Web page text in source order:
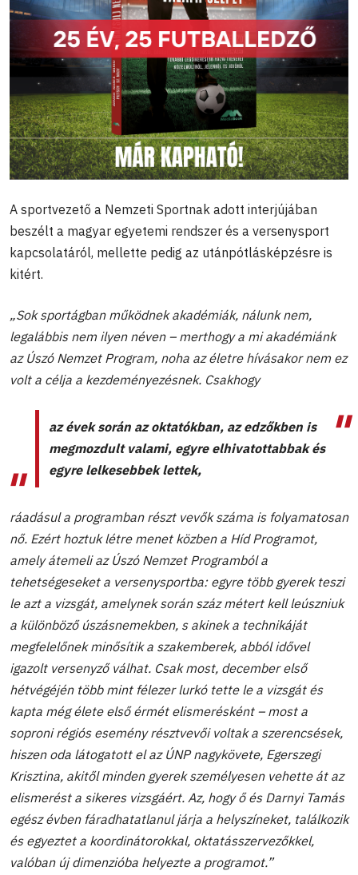
A sportvezető a Nemzeti Sportnak adott interjújában
beszélt a magyar egyetemi rendszer és a versenysport
kapcsolatáról, mellette pedig az utánpótlásképzésre is
kitért.
„Sok sportágban működnek akadémiák, nálunk nem,
legalábbis nem ilyen néven – merthogy a mi akadémiánk
az Úszó Nemzet Program, noha az életre hívásakor nem ez
volt a célja a kezdeményezésnek. Csakhogy
az évek során az oktatókban, az edzőkben is
megmozdult valami, egyre elhivatottabbak és
egyre lelkesebbek lettek,
ráadásul a programban részt vevők száma is folyamatosan
nő. Ezért hoztuk létre menet közben a Híd Programot,
amely átemeli az Úszó Nemzet Programból a
tehetségeseket a versenysportba: egyre több gyerek teszi
le azt a vizsgát, amelynek során száz métert kell leúszniuk
a különböző úszásnemekben, s akinek a technikáját
megfelelőnek minősítik a szakemberek, abból idővel
igazolt versenyző válhat. Csak most, december első
hétvégéjén több mint félezer lurkó tette le a vizsgát és
kapta még élete első érmét elismerésként – most a
soproni régiós esemény résztvevői voltak a szerencsések,
hiszen oda látogatott el az ÚNP nagykövete, Egerszegi
Krisztina, akitől minden gyerek személyesen vehette át az
elismerést a sikeres vizsgáért. Az, hogy ő és Darnyi Tamás
egész évben fáradhatatlanul járja a helyszíneket, találkozik
és egyeztet a koordinátorokkal, oktatásszervezőkkel,
valóban új dimenzióba helyezte a programot.”